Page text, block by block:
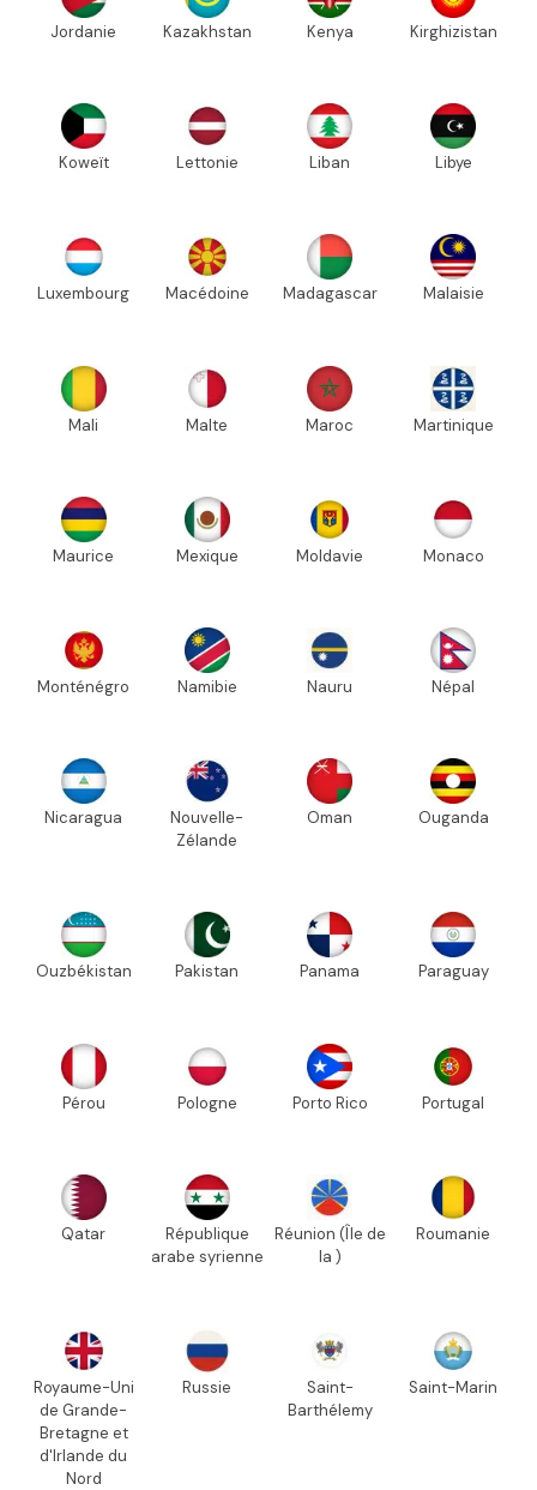
Jordanie Kazakhstan Kenya Kirghizistan
Koweït Lettonie Liban Libye
Luxembourg Macédoine Madagascar Malaisie
Mali Malte Maroc Martinique
Maurice Mexique Moldavie Monaco
Monténégro Namibie Nauru Népal
Nicaragua
Nouvelle-
Zélande
Oman Ouganda
Ouzbékistan Pakistan Panama Paraguay
Pérou Pologne Porto Rico Portugal
Qatar
République
arabe syrienne
Réunion (Île de
la )
Roumanie
Royaume-Uni
de Grande-
Bretagne et
d'Irlande du
Nord
Russie
Saint-
Barthélemy
Saint-Marin